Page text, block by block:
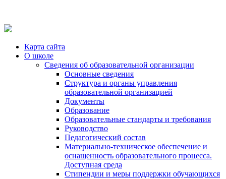
Карта сайта
О школе
Сведения об образовательной организации
Основные сведения
Структура и органы управления
образовательной организацией
Документы
Образование
Образовательные стандарты и требования
Руководство
Педагогический состав
Материально-техническое обеспечение и
оснащенность образовательного процесса.
Доступная среда
Стипендии и меры поддержки обучающихся